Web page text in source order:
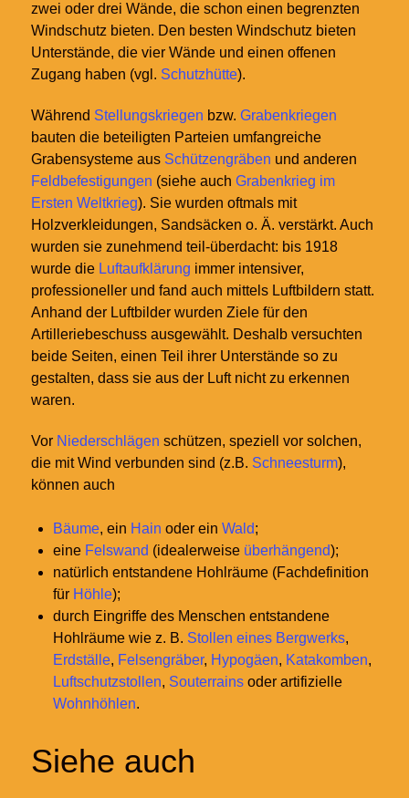
zwei oder drei Wände, die schon einen begrenzten
Windschutz bieten. Den besten Windschutz bieten
Unterstände, die vier Wände und einen offenen
Zugang haben (vgl. Schutzhütte).
Während Stellungskriegen bzw. Grabenkriegen
bauten die beteiligten Parteien umfangreiche
Grabensysteme aus Schützengräben und anderen
Feldbefestigungen (siehe auch Grabenkrieg im
Ersten Weltkrieg). Sie wurden oftmals mit
Holzverkleidungen, Sandsäcken o. Ä. verstärkt. Auch
wurden sie zunehmend teil-überdacht: bis 1918
wurde die Luftaufklärung immer intensiver,
professioneller und fand auch mittels Luftbildern statt.
Anhand der Luftbilder wurden Ziele für den
Artilleriebeschuss ausgewählt. Deshalb versuchten
beide Seiten, einen Teil ihrer Unterstände so zu
gestalten, dass sie aus der Luft nicht zu erkennen
waren.
Vor Niederschlägen schützen, speziell vor solchen,
die mit Wind verbunden sind (z.B. Schneesturm),
können auch
Bäume, ein Hain oder ein Wald;
eine Felswand (idealerweise überhängend);
natürlich entstandene Hohlräume (Fachdefinition
für Höhle);
durch Eingriffe des Menschen entstandene
Hohlräume wie z. B. Stollen eines Bergwerks,
Erdställe, Felsengräber, Hypogäen, Katakomben,
Luftschutzstollen, Souterrains oder artifizielle
Wohnhöhlen.
Siehe auch